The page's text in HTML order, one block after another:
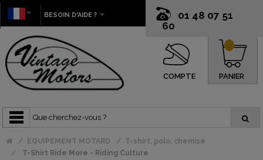
01 48 07 51
60
BESOIN D'AIDE ?
COMPTE PANIER
0
EQUIPEMENT MOTARD
T-shirt, polo, chemise
T-Shirt Ride More - Riding Culture